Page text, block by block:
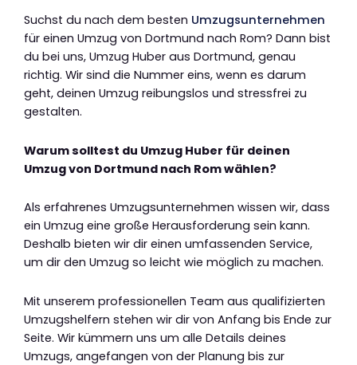
Suchst du nach dem besten Umzugsunternehmen
für einen Umzug von Dortmund nach Rom? Dann bist
du bei uns, Umzug Huber aus Dortmund, genau
richtig. Wir sind die Nummer eins, wenn es darum
geht, deinen Umzug reibungslos und stressfrei zu
gestalten.
Warum solltest du Umzug Huber für deinen
Umzug von Dortmund nach Rom wählen?
Als erfahrenes Umzugsunternehmen wissen wir, dass
ein Umzug eine große Herausforderung sein kann.
Deshalb bieten wir dir einen umfassenden Service,
um dir den Umzug so leicht wie möglich zu machen.
Mit unserem professionellen Team aus qualifizierten
Umzugshelfern stehen wir dir von Anfang bis Ende zur
Seite. Wir kümmern uns um alle Details deines
Umzugs, angefangen von der Planung bis zur